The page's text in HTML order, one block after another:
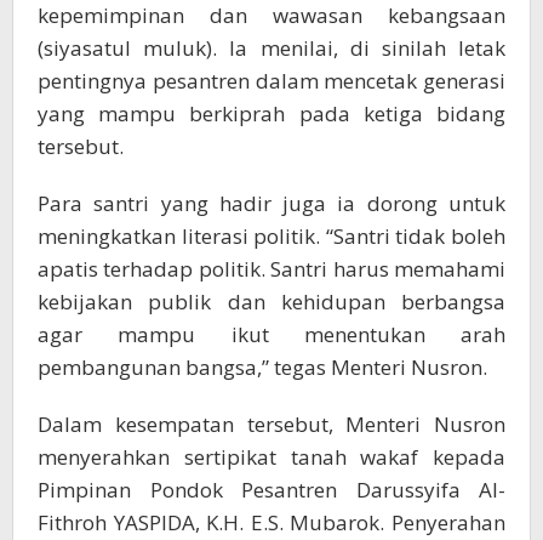
kepemimpinan dan wawasan kebangsaan
(siyasatul muluk). Ia menilai, di sinilah letak
pentingnya pesantren dalam mencetak generasi
yang mampu berkiprah pada ketiga bidang
tersebut.
Para santri yang hadir juga ia dorong untuk
meningkatkan literasi politik. “Santri tidak boleh
apatis terhadap politik. Santri harus memahami
kebijakan publik dan kehidupan berbangsa
agar mampu ikut menentukan arah
pembangunan bangsa,” tegas Menteri Nusron.
Dalam kesempatan tersebut, Menteri Nusron
menyerahkan sertipikat tanah wakaf kepada
Pimpinan Pondok Pesantren Darussyifa Al-
Fithroh YASPIDA, K.H. E.S. Mubarok. Penyerahan